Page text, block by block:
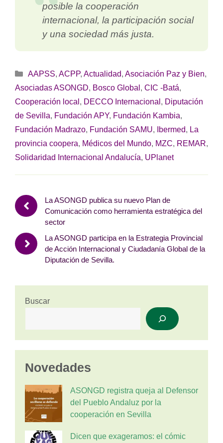
posible la cooperación
internacional, la participación social
y una sociedad más justa.
Categorías
AAPSS, ACPP, Actualidad, Asociación Paz y Bien,
Asociadas ASONGD, Bosco Global , CIC -Batá,
Cooperación local , DECCO Internacional , Diputación
de Sevilla, Fundación APY, Fundación Kambia,
Fundación Madrazo, Fundación SAMU, Ibermed, La
provincia coopera, Médicos del Mundo, MZC, REMAR,
Solidaridad Internacional Andalucía, UPlanet
La ASONGD publica su nuevo Plan de
Comunicación como herramienta estratégica del
sector
La ASONGD participa en la Estrategia Provincial
de Acción Internacional y Ciudadanía Global de la
Diputación de Sevilla.
Buscar
Novedades
ASONGD registra queja al Defensor
del Pueblo Andaluz por la
cooperación en Sevilla
Dicen que exageramos: el cómic